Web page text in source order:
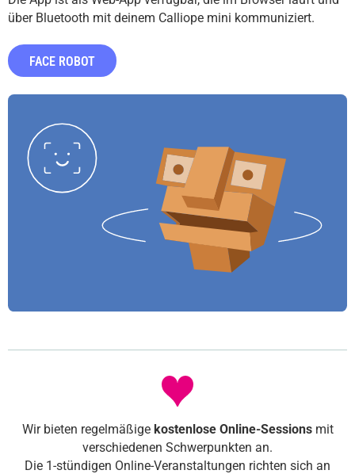
über Bluetooth mit deinem Calliope mini kommuniziert.
FACE ROBOT
Wir bieten regelmäßige kostenlose Online-Sessionsmit
verschiedenen Schwerpunkten an.
Die 1-stündigen Online-Veranstaltungen richten sich an